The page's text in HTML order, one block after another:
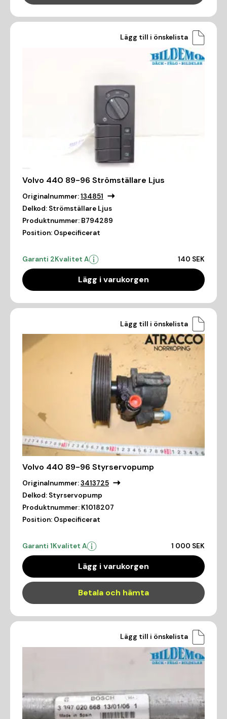
Lägg till i önskelista
Volvo 440 89-96 Strömställare Ljus
Originalnummer:134851
Delkod: Strömställare Ljus
Produktnummer: B794289
Position: Ospecificerat
Garanti 2Kvalitet A 140 SEK
Lägg i varukorgen
Lägg till i önskelista
Volvo 440 89-96 Styrservopump
Originalnummer:3413725
Delkod: Styrservopump
Produktnummer: K1018207
Position: Ospecificerat
Garanti 1Kvalitet A 1 000 SEK
Lägg i varukorgen
Betala och hämta
Lägg till i önskelista